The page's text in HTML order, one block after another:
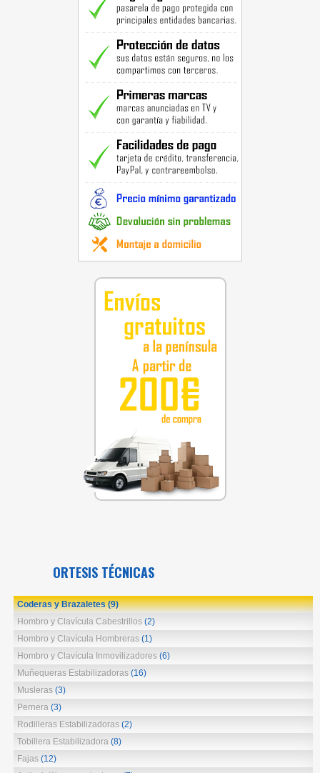
ORTESIS TÉCNICAS
Coderas y Brazaletes(9)
Hombro y Clavícula Cabestrillos (2)
Hombro y Clavícula Hombreras (1)
Hombro y Clavícula Inmovilizadores (6)
Muñequeras Estabilizadoras (16)
Musleras (3)
Pernera (3)
Rodilleras Estabilizadoras (2)
Tobillera Estabilizadora (8)
Fajas (12)